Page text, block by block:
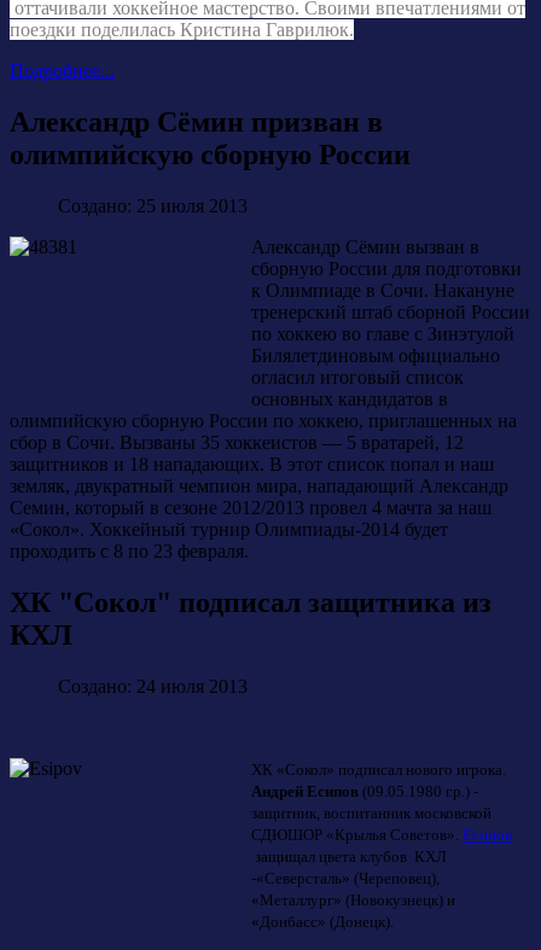
оттачивали хоккейное мастерство. Своими впечатлениями от
поездки поделилась Кристина Гаврилюк.
Подробнее...
Александр Сёмин призван в
олимпийскую сборную России
Создано: 25 июля 2013
Александр Сёмин вызван в
сборную России для подготовки
к Олимпиаде в Сочи. Накануне
тренерский штаб сборной России
по хоккею во главе с Зинэтулой
Билялетдиновым официально
огласил итоговый список
основных кандидатов в
олимпийскую сборную России по хоккею, приглашенных на
сбор в Сочи. Вызваны 35 хоккеистов — 5 вратарей, 12
защитников и 18 нападающих. В этот список попал и наш
земляк, двукратный чемпион мира, нападающий Александр
Семин, который в сезоне 2012/2013 провел 4 мачта за наш
«Сокол». Хоккейный турнир Олимпиады-2014 будет
проходить с 8 по 23 февраля.
ХК "Сокол" подписал защитника из
КХЛ
Создано: 24 июля 2013
ХК «Сокол» подписал нового игрока.
Андрей Есипов (09.05.1980 г.р.) -
защитник, воспитанник московской
СДЮШОР «Крылья Советов». Есипов
защищал цвета клубов КХЛ
-«Северсталь» (Череповец),
«Металлург» (Новокузнецк) и
«Донбасс» (Донецк).